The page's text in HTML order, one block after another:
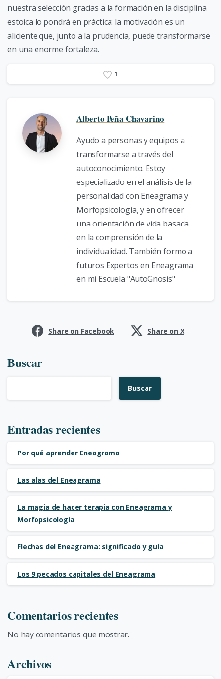
nuestra selección gracias a la formación en la disciplina
estoica lo pondrá en práctica: la motivación es un
aliciente que, junto a la prudencia, puede transformarse
en una enorme fortaleza.
1
Alberto Peña Chavarino
Ayudo a personas y equipos a
transformarse a través del
autoconocimiento. Estoy
especializado en el análisis de la
personalidad con Eneagrama y
Morfopsicología, y en ofrecer
una orientación de vida basada
en la comprensión de la
individualidad. También formo a
futuros Expertos en Eneagrama
en mi Escuela "AutoGnosis"
Share on Facebook Share on X
Buscar
Buscar
Entradas recientes
Por qué aprender Eneagrama
Las alas del Eneagrama
La magia de hacer terapia con Eneagrama y
Morfopsicología
Flechas del Eneagrama: significado y guía
Los 9 pecados capitales del Eneagrama
Comentarios recientes
No hay comentarios que mostrar.
Archivos